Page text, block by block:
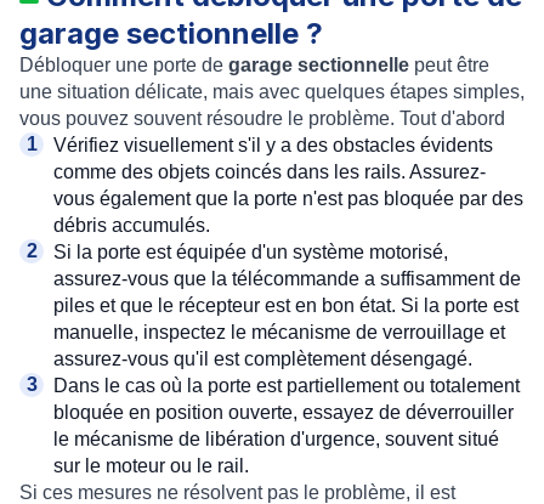
garage sectionnelle ?
Débloquer une porte de garage sectionnelle peut être
une situation délicate, mais avec quelques étapes simples,
vous pouvez souvent résoudre le problème. Tout d'abord
Vérifiez visuellement s'il y a des obstacles évidents
comme des objets coincés dans les rails. Assurez-
vous également que la porte n'est pas bloquée par des
débris accumulés.
Si la porte est équipée d'un système motorisé,
assurez-vous que la télécommande a suffisamment de
piles et que le récepteur est en bon état. Si la porte est
manuelle, inspectez le mécanisme de verrouillage et
assurez-vous qu'il est complètement désengagé.
Dans le cas où la porte est partiellement ou totalement
bloquée en position ouverte, essayez de déverrouiller
le mécanisme de libération d'urgence, souvent situé
sur le moteur ou le rail.
Si ces mesures ne résolvent pas le problème, il est